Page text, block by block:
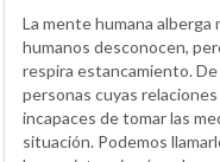
La mente humana
humanos desconocen,
respira estancamiento.
personas cuyas
incapaces de tomar las
situación. Podemos